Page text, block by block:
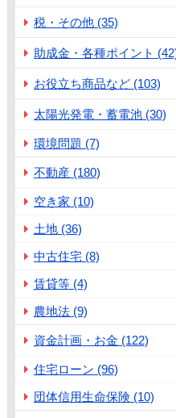
税・その他 (35)
助成金・各種ポイント
お役立ち商品など (103)
太陽光発電・蓄電池 (30)
環境問題 (7)
不動産 (180)
空き家 (10)
土地 (36)
中古住宅 (8)
賃貸等 (4)
農地法 (9)
資金計画・お金 (122)
住宅ローン (96)
団体信用生命保険 (10)